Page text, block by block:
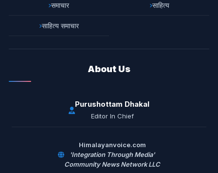
समाचार साहित्य
साहित्य समाचार
About Us
Purushottam Dhakal
Editor In Chief
Himalayanvoice.com
'Integration Through Media'
Community News Network LLC